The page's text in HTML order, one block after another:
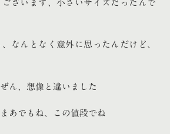
ざいます、小さいサイズだったんで
なんとなく意外に思ったんだけど、
ん、想像と違いました
あでもね、この値段でね